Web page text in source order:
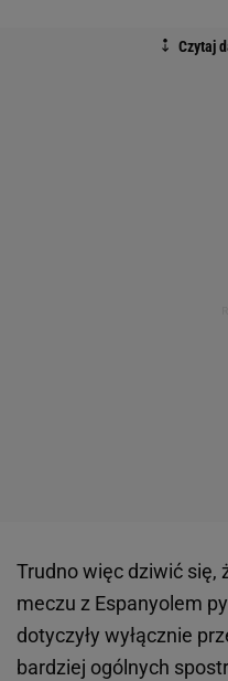
Trudno więc dziwić się,
meczu z Espanyolem
dotyczyły wyłącznie
bardziej ogólnych